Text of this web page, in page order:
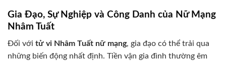
Gia Đạo, Sự Nghiệp và Công Danh của Nữ Mạng
Nhâm Tuất
Đối với tử vi Nhâm Tuất nữ mạng, gia đạo có thể trải qua
những biến động nhất định. Tiền vận gia đình thường êm